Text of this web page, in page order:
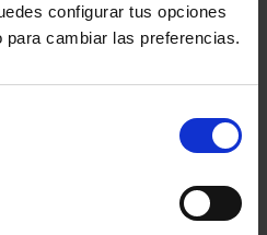
configurar tus opciones
cambiar las preferencias.